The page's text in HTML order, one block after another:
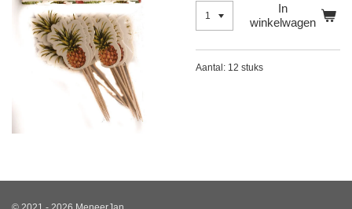
In
winkelwagen
Aantal: 12 stuks